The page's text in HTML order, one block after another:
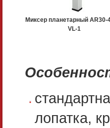
Миксер планетарный AR30-
VL-1
лопатка,